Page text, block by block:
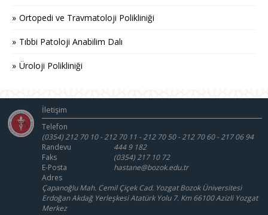
Ortopedi ve Travmatoloji Polikliniği
Tıbbi Patoloji Anabilim Dalı
Üroloji Polikliniği
İletişim
Telefon
(0354) 212 70 10 - 212 70 11 - 212 70 50 - 212 70 60 - 217 06 94
Randevu
444 9 182
Faks
(0354) 217 10 72
E-Posta
hastane@bozok.edu.tr
Adres
Çapanoğlu Mah. Cemil Çiçek Cad. Yozgat Bozok Üniversitesi
Erdoğan Akdağ Yerleşkesi Atatürk Yolu 7. Km 66100 Azizli Yozgat
Merkez